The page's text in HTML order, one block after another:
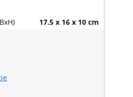
17.5 x 16 x 10 cm